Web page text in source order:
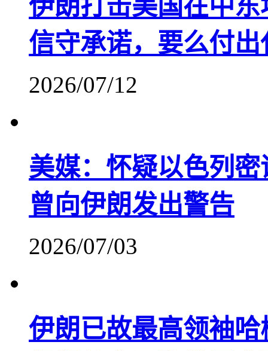
伊朗打击美国在中
信守承诺，要么付出
2026/07/12
美媒：怀疑以色列
曾向伊朗发出警告
2026/07/03
伊朗已故最高领袖